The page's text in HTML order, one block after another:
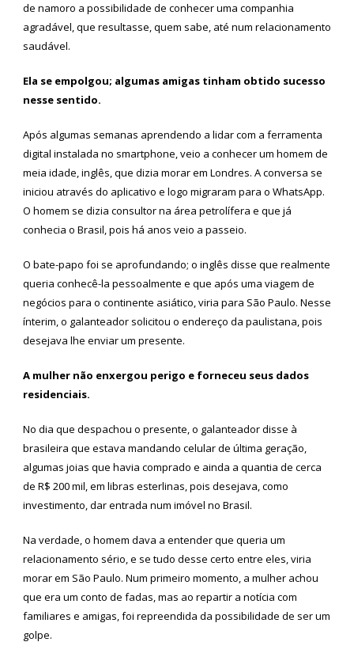
de namoro a possibilidade de conhecer uma companhia
agradável, que resultasse, quem sabe, até num relacionamento
saudável.
Ela se empolgou; algumas amigas tinham obtido sucesso
nesse sentido.
Após algumas semanas aprendendo a lidar com a ferramenta
digital instalada no smartphone, veio a conhecer um homem de
meia idade, inglês, que dizia morar em Londres. A conversa se
iniciou através do aplicativo e logo migraram para o WhatsApp.
O homem se dizia consultor na área petrolífera e que já
conhecia o Brasil, pois há anos veio a passeio.
O bate-papo foi se aprofundando; o inglês disse que realmente
queria conhecê-la pessoalmente e que após uma viagem de
negócios para o continente asiático, viria para São Paulo. Nesse
ínterim, o galanteador solicitou o endereço da paulistana, pois
desejava lhe enviar um presente.
A mulher não enxergou perigo e forneceu seus dados
residenciais.
No dia que despachou o presente, o galanteador disse à
brasileira que estava mandando celular de última geração,
algumas joias que havia comprado e ainda a quantia de cerca
de R$ 200 mil, em libras esterlinas, pois desejava, como
investimento, dar entrada num imóvel no Brasil.
Na verdade, o homem dava a entender que queria um
relacionamento sério, e se tudo desse certo entre eles, viria
morar em São Paulo. Num primeiro momento, a mulher achou
que era um conto de fadas, mas ao repartir a notícia com
familiares e amigas, foi repreendida da possibilidade de ser um
golpe.